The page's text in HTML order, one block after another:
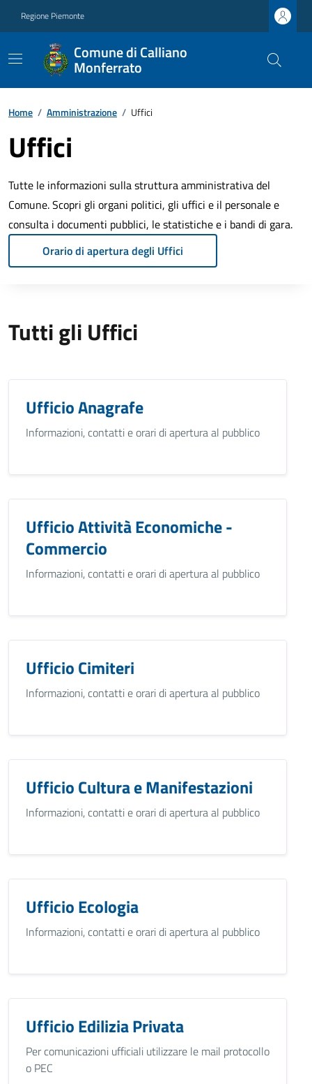
Regione Piemonte
Comune di Calliano
Monferrato
Home / Amministrazione / Uffici
Uffici
Tutte le informazioni sulla struttura amministrativa del
Comune. Scopri gli organi politici, gli uffici e il personale e
consulta i documenti pubblici, le statistiche e i bandi di gara.
Orario di apertura degli Uffici
Tutti gli Uffici
Ufficio Anagrafe
Informazioni, contatti e orari di apertura al pubblico
Ufficio Attività Economiche -
Commercio
Informazioni, contatti e orari di apertura al pubblico
Ufficio Cimiteri
Informazioni, contatti e orari di apertura al pubblico
Ufficio Cultura e Manifestazioni
Informazioni, contatti e orari di apertura al pubblico
Ufficio Ecologia
Informazioni, contatti e orari di apertura al pubblico
Ufficio Edilizia Privata
Per comunicazioni ufficiali utilizzare le mail protocollo
o PEC